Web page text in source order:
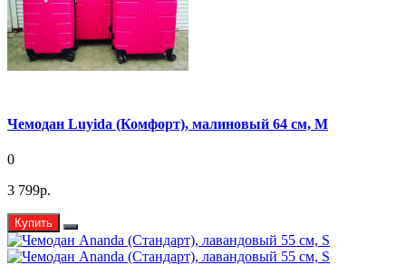
Чемодан Luyida (Комфорт), малиновый 64 см, M
0
3 799р.
Купить